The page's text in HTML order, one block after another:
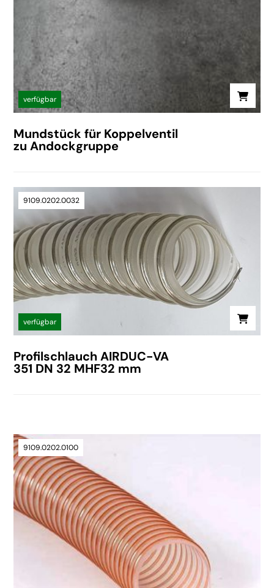
verfügbar
Mundstück für Koppelventil
zu Andockgruppe
9109.0202.0032
verfügbar
Profilschlauch AIRDUC-VA
351 DN 32 MHF32 mm
9109.0202.0100